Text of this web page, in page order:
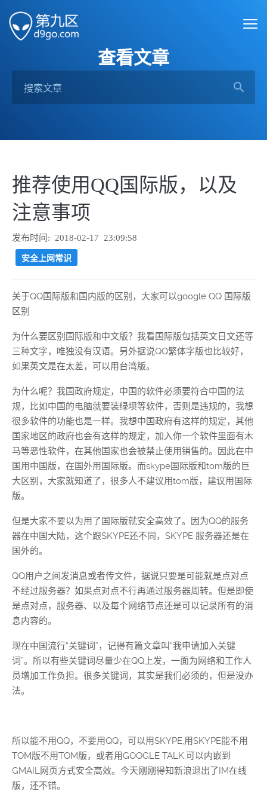
查看文章
推荐使用QQ国际版，以及
注意事项
发布时间: 2018-02-17 23:09:58
安全上网常识
关于QQ国际版和国内版的区别，大家可以google QQ 国际版
区别
为什么要区别国际版和中文版？我看国际版包括英文日文还等
三种文字，唯独没有汉语。另外据说QQ繁体字版也比较好，
如果英文是在太差，可以用台湾版。
为什么呢？我国政府规定，中国的软件必须要符合中国的法
规，比如中国的电脑就要装绿坝等软件，否则是违规的，我想
很多软件的功能也是一样。我想中国政府有这样的规定，其他
国家地区的政府也会有这样的规定，加入你一个软件里面有木
马等恶性软件，在其他国家也会被禁止使用销售的。因此在中
国用中国版，在国外用国际版。而skype国际版和tom版的巨
大区别，大家就知道了，很多人不建议用tom版，建议用国际
版。
但是大家不要以为用了国际版就安全高效了。因为QQ的服务
器在中国大陆，这个跟SKYPE还不同，SKYPE 服务器还是在
国外的。
QQ用户之间发消息或者传文件，据说只要是可能就是点对点
不经过服务器？如果点对点不行再通过服务器周转。但是即使
是点对点，服务器、以及每个网络节点还是可以记录所有的消
息内容的。
现在中国流行“关键词”，记得有篇文章叫“我申请加入关键
词”。所以有些关键词尽量少在QQ上发，一面为网络和工作人
员增加工作负担。很多关键词，其实是我们必须的，但是没办
法。
所以能不用QQ，不要用QQ，可以用SKYPE,用SKYPE能不用
TOM版不用TOM版，或者用GOOGLE TALK,可以内嵌到
GMAIL网页方式安全高效。今天刚刚得知新浪退出了IM在线
版，还不错。